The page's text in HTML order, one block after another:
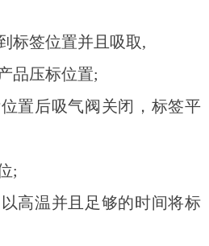
标签位置并且吸取,
品压标位置;
置后吸气阀关闭，标签平
;
高温并且足够的时间将标